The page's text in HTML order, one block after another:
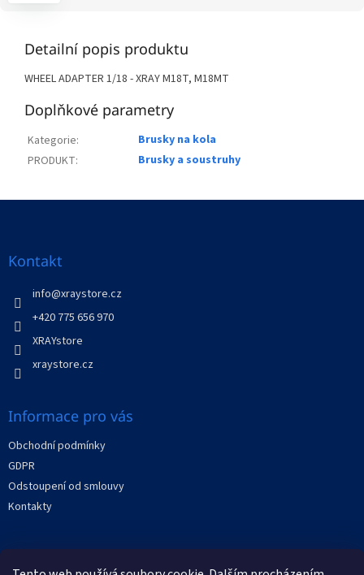
Detailní popis produktu
WHEEL ADAPTER 1/18 - XRAY M18T, M18MT
Doplňkové parametry
Kategorie:
Brusky na kola
PRODUKT: Brusky a soustruhy
Kontakt
info@xraystore.cz
+420 775 656 970
XRAYstore
xraystore.cz
Informace pro vás
Obchodní podmínky
GDPR
Odstoupení od smlouvy
Kontakty
Facebook